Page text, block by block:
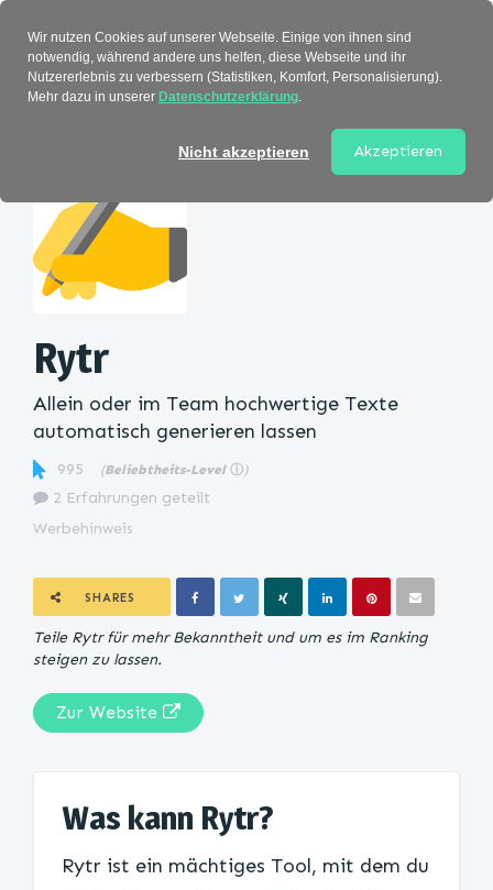
Rytr
Allein oder im Team hochwertige Texte
automatisch generieren lassen
995 (Beliebtheits-Level ⓘ )
2 Erfahrungen geteilt
Werbehinweis
SHARES
Teile Rytr für mehr Bekanntheit und um es im Ranking
steigen zu lassen.
Zur Website
Was kann Rytr?
Rytr ist ein mächtiges Tool, mit dem du
Wir nutzen Cookies auf unserer Webseite. Einige von ihnen sind
notwendig, während andere uns helfen, diese Webseite und ihr
Nutzererlebnis zu verbessern (Statistiken, Komfort, Personalisierung).
Mehr dazu in unserer Datenschutzerklärung.
Nicht akzeptieren Akzeptieren